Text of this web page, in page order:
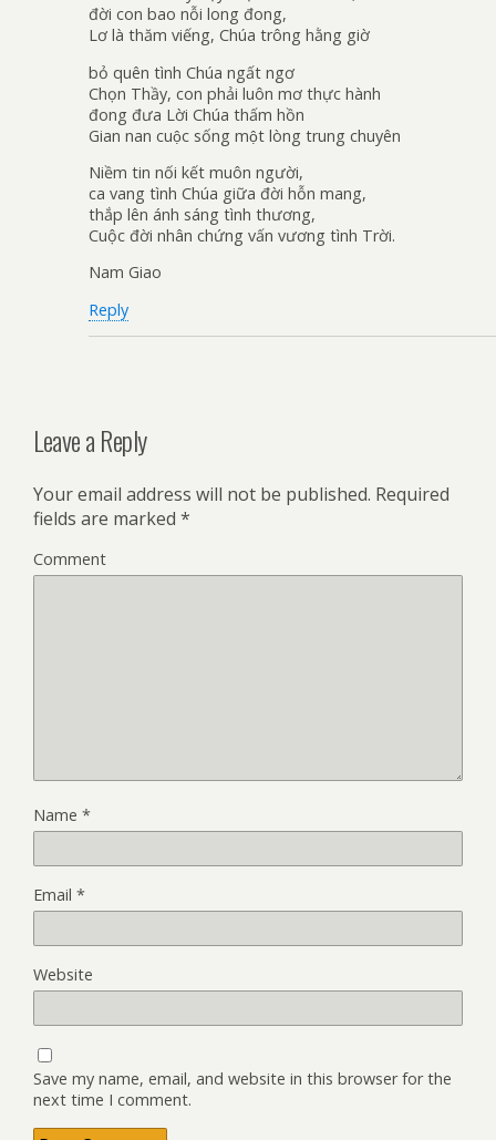
đời con bao nỗi long đong,
Lơ là thăm viếng, Chúa trông hằng giờ
bỏ quên tình Chúa ngất ngơ
Chọn Thầy, con phải luôn mơ thực hành
đong đưa Lời Chúa thấm hồn
Gian nan cuộc sống một lòng trung chuyên
Niềm tin nối kết muôn người,
ca vang tình Chúa giữa đời hỗn mang,
thắp lên ánh sáng tình thương,
Cuộc đời nhân chứng vấn vương tình Trời.
Nam Giao
Reply
Leave a Reply
Your email address will not be published. Required
fields are marked *
Comment
Name *
Email *
Website
Save my name, email, and website in this browser for the
next time I comment.